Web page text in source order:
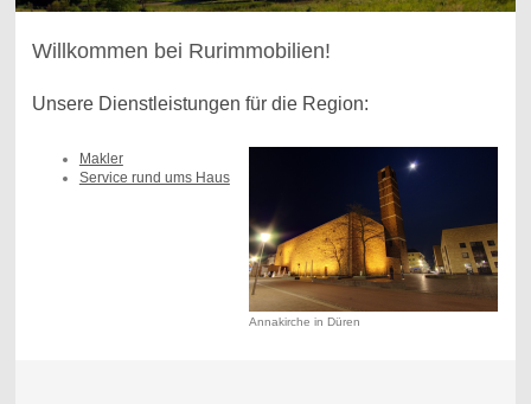
Willkommen bei Rurimmobilien!
Unsere Dienstleistungen für die Region:
Annakirche in Düren
Makler
Service rund ums Haus